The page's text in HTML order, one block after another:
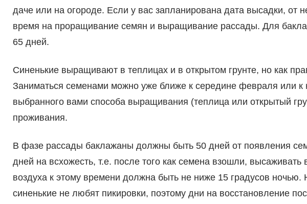
даче или на огороде. Если у вас запланирована дата высадки, от
время на проращивание семян и выращивание рассады. Для
65 дней.
Синенькие выращивают в теплицах и в открытом грунте, но как
Заниматься семенами можно уже ближе к середине февраля или к
выбранного вами способа выращивания (теплица или открытый
проживания.
В фазе рассады баклажаны должны быть 50 дней от появления
дней на всхожесть, т.е. после того как семена взошли, высаживать
воздуха к этому времени должна быть не ниже 15 градусов ночью.
синенькие не любят пикировки, поэтому дни на восстановление